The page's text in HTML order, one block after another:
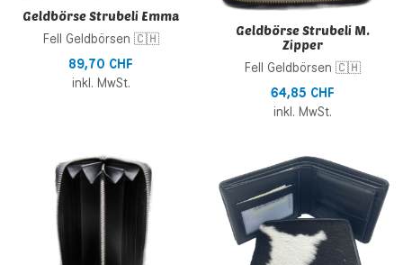
Geldbörse Strubeli Emma
Fell Geldbörsen 🇨🇭
89,70 CHF
inkl. MwSt.
Geldbörse Strubeli M.
Zipper
Fell Geldbörsen 🇨🇭
64,85 CHF
inkl. MwSt.
Zur Wunschliste hinzufügen
Zur Vergleichsliste hinzufügen
Schnellansicht